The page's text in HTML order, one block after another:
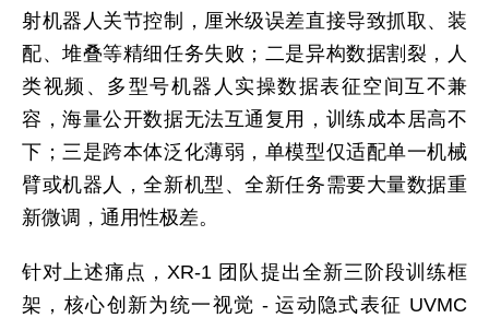
射机器人关节控制，厘米级误差直接导致抓取、装
配、堆叠等精细任务失败；二是异构数据割裂，人
类视频、多型号机器人实操数据表征空间互不兼
容，海量公开数据无法互通复用，训练成本居高不
下；三是跨本体泛化薄弱，单模型仅适配单一机械
臂或机器人，全新机型、全新任务需要大量数据重
新微调，通用性极差。
针对上述痛点，XR-1 团队提出全新三阶段训练框
架，核心创新为统一视觉 - 运动隐式表征 UVMC